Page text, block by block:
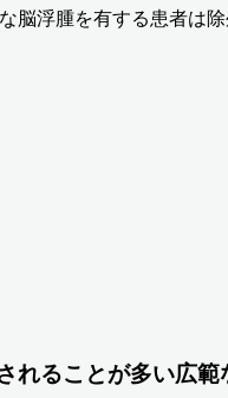
脳浮腫を有する患者は
れることが多い広範